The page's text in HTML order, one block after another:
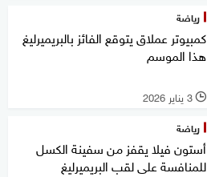
رياضة
كمبيوتر عملاق يتوقع الفائز بالبريميرليغ
هذا الموسم
l 3 يناير 2026
رياضة
أستون فيلا يقفز من سفينة الكسل
للمنافسة على لقب البريميرليغ